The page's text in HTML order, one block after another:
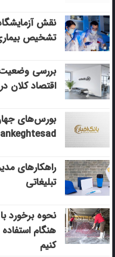
نقش
تشخیص
بررسی
اقتصاد کلان در
بورس‌های
راهکارهای
تبلیغاتی
نحوه برخورد
هنگام
کنیم